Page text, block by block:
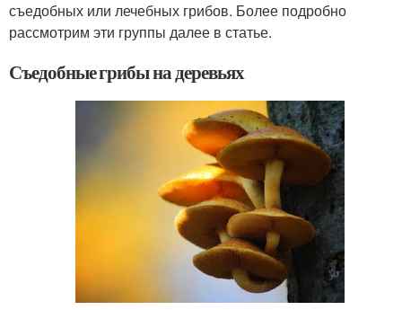
съедобных или лечебных грибов. Более подробно
рассмотрим эти группы далее в статье.
Съедобные грибы на деревьях